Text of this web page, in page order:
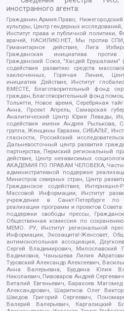
иностранного агента:
Гражданин.Армия.Право,
культуры, Центр гендерных
Институт права и публичной политики,
врачей, НАСИЛИЮ.НЕТ, Мы против
Гуманитарное действие, Лига
Гражданская инициатива против
Гражданский Союз, "Хасдей Ерушалаим"
содействия развитию средств
заключенных, Горячая Линия,
инициатив Действие, Институт
ВМЕСТЕ, Благотворительный фонд
граждан, Благотворительный фонд
Тольятти, Новое время, Серебряная
Анна, Проект Апрель, Самарская
Аналитический Центр Юрия Левады,
содействия имени Андрея Рылькова,
группа, Женщины Евразии, СИБАЛЬТ,
гласности, Российский
Дальневосточный центр развития
партнерства, Пермский региональный
действие, Центр независимых
АКАДЕМИЯ ПО ПРАВАМ ЧЕЛОВЕКА,
административной поддержке
Министров северных стран, Центр
Гражданское содействие,
Массовой Информации, Институт
учреждение в Санкт-Петербурге по
реализации программ и проектов
поддержки свободы прессы,
Общественная комиссия по
МЕМО. РУ, Институт региональной
Информации, Экозащита!-Женсовет,
антимонопольная ассоциация,
Сергей Владимирович,
Вадимовна, Чанышева Лилия
Туровский Александр Алексеевич,
Анна Валерьевна, Бурдина Юлия
Николаевич, Пивоваров Андрей
Виталий Евгеньевич, Барахоев
Александрович, Шарипков Олег
Шведов Григорий Сергеевич,
Валерий Валерьевич, Каргалицкий